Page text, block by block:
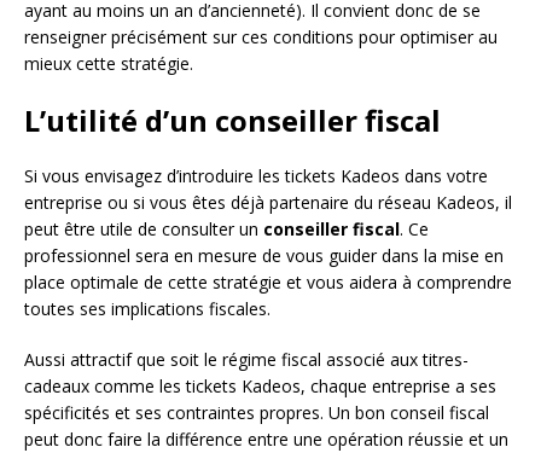
ayant au moins un an d’ancienneté). Il convient donc de se
renseigner précisément sur ces conditions pour optimiser au
mieux cette stratégie.
L’utilité d’un conseiller fiscal
Si vous envisagez d’introduire les tickets Kadeos dans votre
entreprise ou si vous êtes déjà partenaire du réseau Kadeos, il
peut être utile de consulter un conseiller fiscal. Ce
professionnel sera en mesure de vous guider dans la mise en
place optimale de cette stratégie et vous aidera à comprendre
toutes ses implications fiscales.
Aussi attractif que soit le régime fiscal associé aux titres-
cadeaux comme les tickets Kadeos, chaque entreprise a ses
spécificités et ses contraintes propres. Un bon conseil fiscal
peut donc faire la différence entre une opération réussie et un